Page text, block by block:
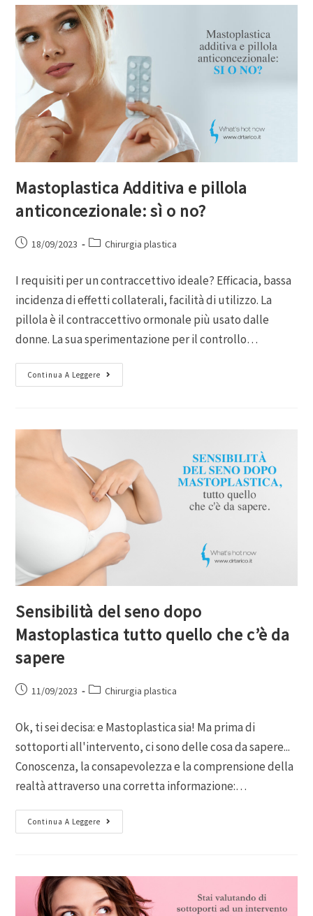
Mastoplastica Additiva e pillola
anticoncezionale: sì o no?
18/09/2023 Chirurgia plastica
I requisiti per un contraccettivo ideale? Efficacia, bassa
incidenza di effetti collaterali, facilità di utilizzo. La
pillola è il contraccettivo ormonale più usato dalle
donne. La sua sperimentazione per il controllo…
Continua A Leggere
Sensibilità del seno dopo
Mastoplastica tutto quello che c’è da
sapere
11/09/2023 Chirurgia plastica
Ok, ti sei decisa: e Mastoplastica sia! Ma prima di
sottoporti all'intervento, ci sono delle cosa da sapere...
Conoscenza, la consapevolezza e la comprensione della
realtà attraverso una corretta informazione:…
Continua A Leggere